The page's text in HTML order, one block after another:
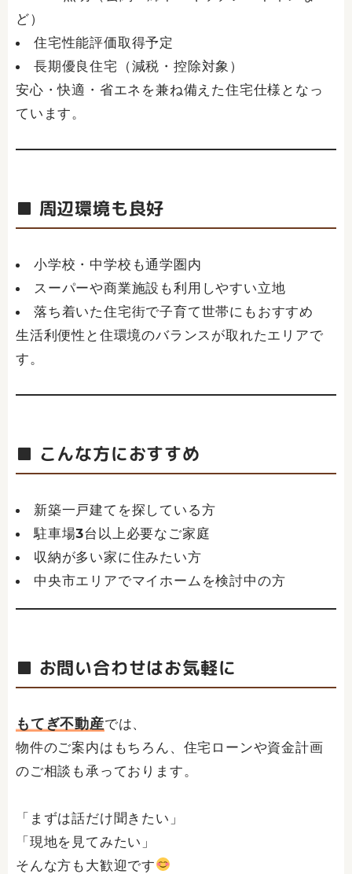
ど）
住宅性能評価取得予定
長期優良住宅（減税・控除対象）
安心・快適・省エネを兼ね備えた住宅仕様となっ
ています。
■ 周辺環境も良好
小学校・中学校も通学圏内
スーパーや商業施設も利用しやすい立地
落ち着いた住宅街で子育て世帯にもおすすめ
生活利便性と住環境のバランスが取れたエリアで
す。
■ こんな方におすすめ
新築一戸建てを探している方
駐車場3台以上必要なご家庭
収納が多い家に住みたい方
中央市エリアでマイホームを検討中の方
■ お問い合わせはお気軽に
もてぎ不動産では、
物件のご案内はもちろん、住宅ローンや資金計画
のご相談も承っております。
「まずは話だけ聞きたい」
「現地を見てみたい」
そんな方も大歓迎です